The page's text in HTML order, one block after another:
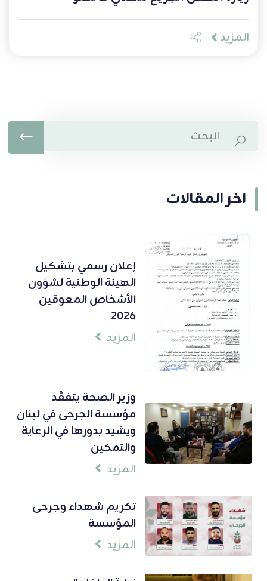
المزيد
اخر المقالات
إعلان رسمي بتشكيل
الهيئة الوطنية لشؤون
الأشخاص المعوقين
2026
المزيد
وزير الصحة يتفقّد
مؤسسة الجرحى في لبنان
ويشيد بدورها في الرعاية
والتمكين
المزيد
تكريم شهداء وجرحى
المؤسسة
المزيد